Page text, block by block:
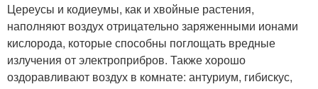
Цереусы и кодиеумы, как и хвойные растения,
наполняют воздух отрицательно заряженными ионами
кислорода, которые способны поглощать вредные
излучения от электроприбров. Также хорошо
оздоравливают воздух в комнате: антуриум, гибискус,